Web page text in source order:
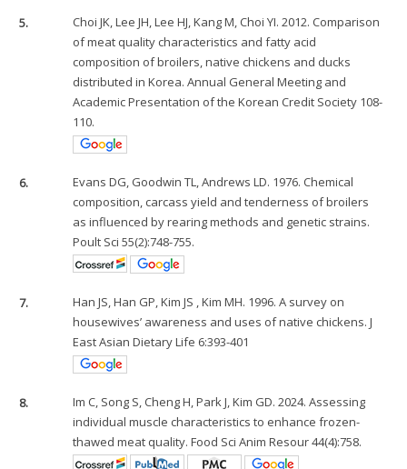
5.
Choi JK, Lee JH, Lee HJ, Kang M, Choi YI. 2012. Comparison
of meat quality characteristics and fatty acid
composition of broilers, native chickens and ducks
distributed in Korea. Annual General Meeting and
Academic Presentation of the Korean Credit Society 108-
110.
6.
Evans DG, Goodwin TL, Andrews LD. 1976. Chemical
composition, carcass yield and tenderness of broilers
as influenced by rearing methods and genetic strains.
Poult Sci 55(2):748-755.
7.
Han JS, Han GP, Kim JS , Kim MH. 1996. A survey on
housewives’ awareness and uses of native chickens. J
East Asian Dietary Life 6:393-401
8.
Im C, Song S, Cheng H, Park J, Kim GD. 2024. Assessing
individual muscle characteristics to enhance frozen-
thawed meat quality. Food Sci Anim Resour 44(4):758.